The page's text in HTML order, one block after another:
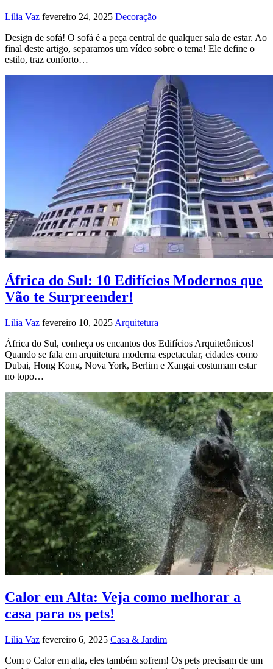
Lilia Vaz fevereiro 24, 2025 Decoração
Design de sofá! O sofá é a peça central de qualquer sala de estar. Ao
final deste artigo, separamos um vídeo sobre o tema! Ele define o
estilo, traz conforto…
África do Sul: 10 Edifícios Modernos que
Vão te Surpreender!
Lilia Vaz fevereiro 10, 2025 Arquitetura
África do Sul, conheça os encantos dos Edifícios Arquitetônicos!
Quando se fala em arquitetura moderna espetacular, cidades como
Dubai, Hong Kong, Nova York, Berlim e Xangai costumam estar
no topo…
Calor em Alta: Veja como melhorar a
casa para os pets!
Lilia Vaz fevereiro 6, 2025 Casa & Jardim
Com o Calor em alta, eles também sofrem! Os pets precisam de um